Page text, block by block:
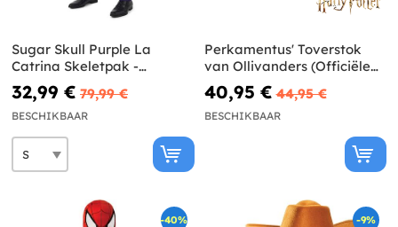
Sugar Skull Purple La
Catrina Skeletpak -
Suitmeister
32,99 € 79,99 €
BESCHIKBAAR
Perkamentus' Toverstok
van Ollivanders (Officiële
Replica) - Harry Potter
40,95 € 44,95 €
BESCHIKBAAR
-40% -9%